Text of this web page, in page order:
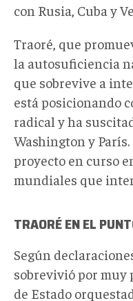
con Rusia, Cuba y
Traoré, que
la autosuficiencia
que sobrevive a
está posicionando
radical y ha
Washington y
proyecto en curso
mundiales que
TRAORÉ EN EL
Según
sobrevivió por muy
de Estado